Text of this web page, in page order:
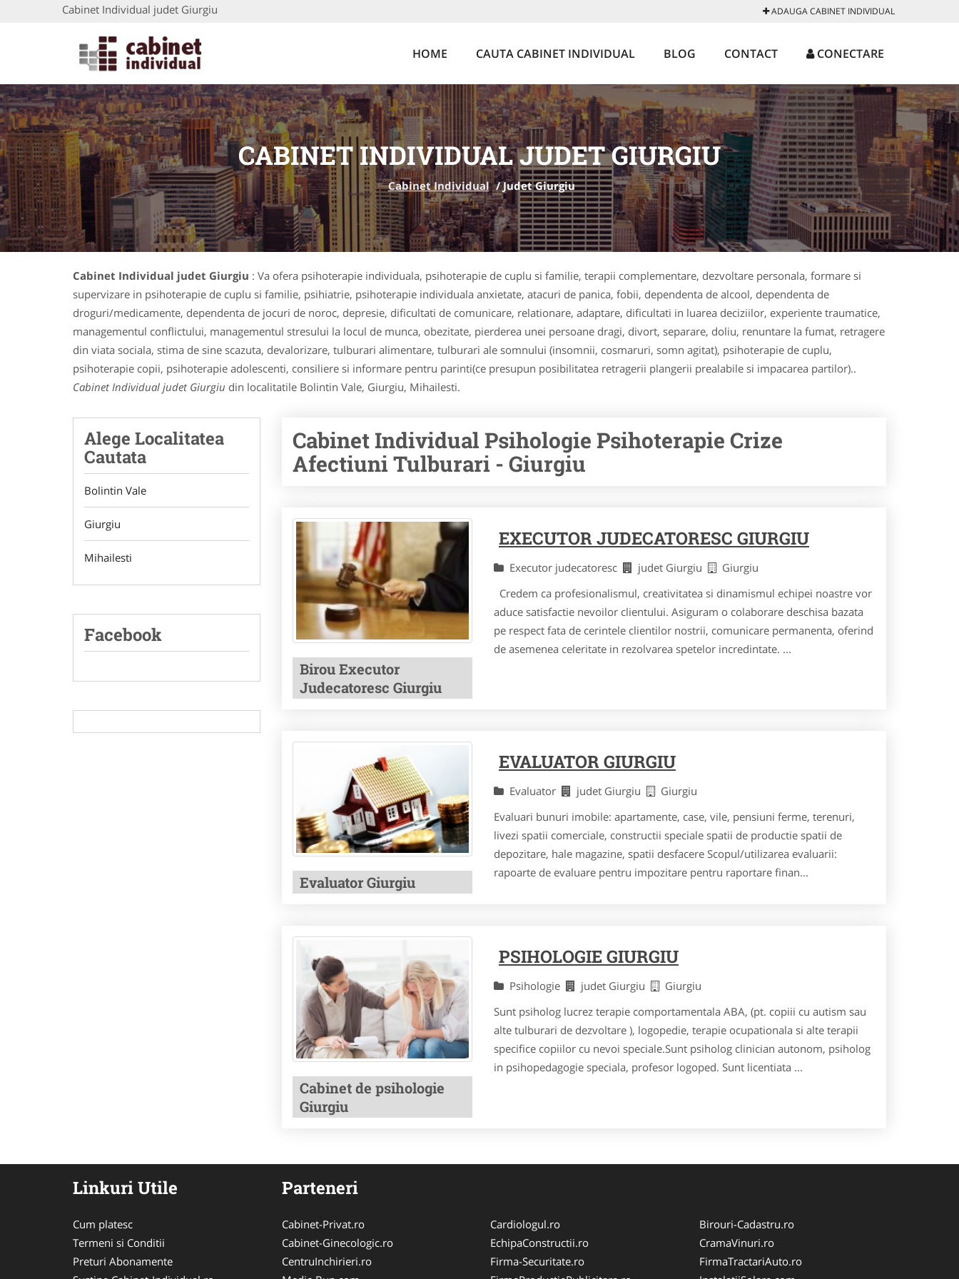
Cabinet Individual judet Giurgiu ADAUGA CABINET INDIVIDUAL
HOME CAUTA CABINET INDIVIDUAL BLOG CONTACT CONECTARE
CABINET INDIVIDUAL JUDET GIURGIU
Cabinet Individual /Judet Giurgiu
Cabinet Individual judet Giurgiu : Va ofera psihoterapie individuala, psihoterapie de cuplu si familie, terapii complementare, dezvoltare personala, formare si
supervizare in psihoterapie de cuplu si familie, psihiatrie, psihoterapie individuala anxietate, atacuri de panica, fobii, dependenta de alcool, dependenta de
droguri/medicamente, dependenta de jocuri de noroc, depresie, dificultati de comunicare, relationare, adaptare, dificultati in luarea deciziilor, experiente traumatice,
managementul conflictului, managementul stresului la locul de munca, obezitate, pierderea unei persoane dragi, divort, separare, doliu, renuntare la fumat, retragere
din viata sociala, stima de sine scazuta, devalorizare, tulburari alimentare, tulburari ale somnului (insomnii, cosmaruri, somn agitat), psihoterapie de cuplu,
psihoterapie copii, psihoterapie adolescenti, consiliere si informare pentru parinti(ce presupun posibilitatea retragerii plangerii prealabile si impacarea partilor)..
Cabinet Individual judet Giurgiu din localitatile Bolintin Vale, Giurgiu, Mihailesti.
Alege Localitatea
Cautata
Bolintin Vale
Giurgiu
Mihailesti
Facebook
Cabinet Individual Psihologie Psihoterapie Crize
Afectiuni Tulburari - Giurgiu
Birou Executor
Judecatoresc Giurgiu
EXECUTOR JUDECATORESC GIURGIU
Executor judecatoresc judet Giurgiu
Giurgiu
Credem ca profesionalismul, creativitatea si dinamismul echipei noastre vor
aduce satisfactie nevoilor clientului. Asiguram o colaborare deschisa bazata
pe respect fata de cerintele clientilor nostrii, comunicare permanenta, oferind
de asemenea celeritate in rezolvarea spetelor incredintate. ...
Evaluator Giurgiu
EVALUATOR GIURGIU
Evaluator judet Giurgiu
Giurgiu
Evaluari bunuri imobile: apartamente, case, vile, pensiuni ferme, terenuri,
livezi spatii comerciale, constructii speciale spatii de productie spatii de
depozitare, hale magazine, spatii desfacere Scopul/utilizarea evaluarii:
rapoarte de evaluare pentru impozitare pentru raportare finan...
Cabinet de psihologie
Giurgiu
PSIHOLOGIE GIURGIU
Psihologie judet Giurgiu
Giurgiu
Sunt psiholog lucrez terapie comportamentala ABA, (pt. copiii cu autism sau
alte tulburari de dezvoltare ), logopedie, terapie ocupationala si alte terapii
specifice copiilor cu nevoi speciale.Sunt psiholog clinician autonom, psiholog
in psihopedagogie speciala, profesor logoped. Sunt licentiata ...
Linkuri Utile
Cum platesc
Termeni si Conditii
Preturi Abonamente
Parteneri
Cabinet-Privat.ro
Cabinet-Ginecologic.ro
CentruInchirieri.ro
Cardiologul.ro
EchipaConstructii.ro
Firma-Securitate.ro
Birouri-Cadastru.ro
CramaVinuri.ro
FirmaTractariAuto.ro